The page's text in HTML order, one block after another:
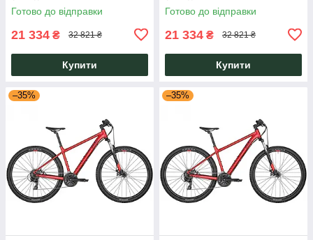
Готово до відправки
21 334 ₴ 32 821 ₴
Купити
Готово до відправки
21 334 ₴ 32 821 ₴
Купити
–35% –35%